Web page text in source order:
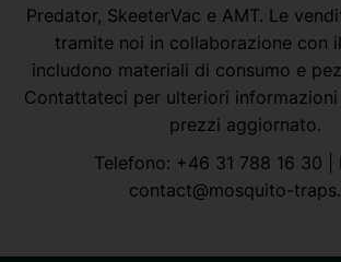
Predator, SkeeterVac e AMT. Le
tramite noi in collaborazione con
includono materiali di consumo e
Contattateci per ulteriori
prezzi aggiornato.
Telefono: +46 31 788 16 30
contact@mosquito-